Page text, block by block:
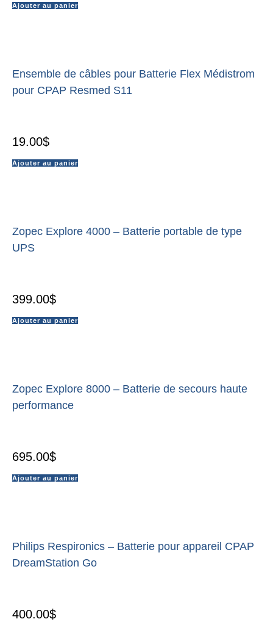
Ajouter au panier
Ensemble de câbles pour Batterie Flex Médistrom
pour CPAP Resmed S11
19.00$
Ajouter au panier
Zopec Explore 4000 – Batterie portable de type
UPS
399.00$
Ajouter au panier
Zopec Explore 8000 – Batterie de secours haute
performance
695.00$
Ajouter au panier
Philips Respironics – Batterie pour appareil CPAP
DreamStation Go
400.00$